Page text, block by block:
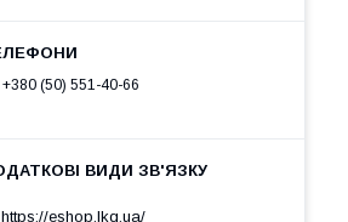
+380 (50) 551-40-66
https://eshop.lkq.ua/